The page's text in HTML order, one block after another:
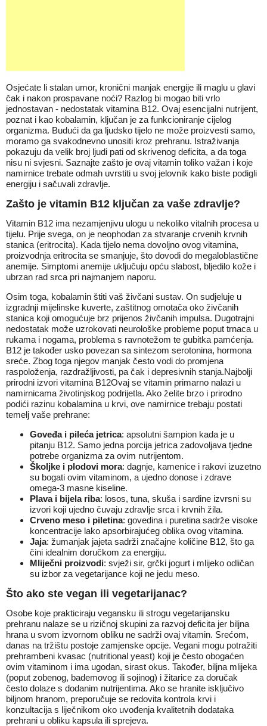
Osjećate li stalan umor, kronični manjak energije ili maglu u glavi
čak i nakon prospavane noći? Razlog bi mogao biti vrlo
jednostavan - nedostatak vitamina B12. Ovaj esencijalni nutrijent,
poznat i kao kobalamin, ključan je za funkcioniranje cijelog
organizma. Budući da ga ljudsko tijelo ne može proizvesti samo,
moramo ga svakodnevno unositi kroz prehranu. Istraživanja
pokazuju da velik broj ljudi pati od skrivenog deficita, a da toga
nisu ni svjesni. Saznajte zašto je ovaj vitamin toliko važan i koje
namirnice trebate odmah uvrstiti u svoj jelovnik kako biste podigli
energiju i sačuvali zdravlje.
Zašto je vitamin B12 ključan za vaše zdravlje?
Vitamin B12 ima nezamjenjivu ulogu u nekoliko vitalnih procesa u
tijelu. Prije svega, on je neophodan za stvaranje crvenih krvnih
stanica (eritrocita). Kada tijelo nema dovoljno ovog vitamina,
proizvodnja eritrocita se smanjuje, što dovodi do megaloblastične
anemije. Simptomi anemije uključuju opću slabost, bljedilo kože i
ubrzan rad srca pri najmanjem naporu.
Osim toga, kobalamin štiti vaš živčani sustav. On sudjeluje u
izgradnji mijelinske kuverte, zaštitnog omotača oko živčanih
stanica koji omogućuje brz prijenos živčanih impulsa. Dugotrajni
nedostatak može uzrokovati neurološke probleme poput trnaca u
rukama i nogama, problema s ravnotežom te gubitka pamćenja.
B12 je također usko povezan sa sintezom serotonina, hormona
sreće. Zbog toga njegov manjak često vodi do promjena
raspoloženja, razdražljivosti, pa čak i depresivnih stanja.Najbolji
prirodni izvori vitamina B12Ovaj se vitamin primarno nalazi u
namirnicama životinjskog podrijetla. Ako želite brzo i prirodno
podići razinu kobalamina u krvi, ove namirnice trebaju postati
temelj vaše prehrane:
Goveđa i pileća jetrica: apsolutni šampion kada je u
pitanju B12. Samo jedna porcija jetrica zadovoljava tjedne
potrebe organizma za ovim nutrijentom.
Školjke i plodovi mora: dagnje, kamenice i rakovi izuzetno
su bogati ovim vitaminom, a ujedno donose i zdrave
omega-3 masne kiseline.
Plava i bijela riba: losos, tuna, skuša i sardine izvrsni su
izvori koji ujedno čuvaju zdravlje srca i krvnih žila.
Crveno meso i piletina: govedina i puretina sadrže visoke
koncentracije lako apsorbirajućeg oblika ovog vitamina.
Jaja: žumanjak jajeta sadrži značajne količine B12, što ga
čini idealnim doručkom za energiju.
Mliječni proizvodi: svježi sir, grčki jogurt i mlijeko odličan
su izbor za vegetarijance koji ne jedu meso.
Što ako ste vegan ili vegetarijanac?
Osobe koje prakticiraju vegansku ili strogu vegetarijansku
prehranu nalaze se u rizičnoj skupini za razvoj deficita jer biljna
hrana u svom izvornom obliku ne sadrži ovaj vitamin. Srećom,
danas na tržištu postoje zamjenske opcije. Vegani mogu potražiti
prehrambeni kvasac (nutritional yeast) koji je često obogaćen
ovim vitaminom i ima ugodan, sirast okus. Također, biljna mlijeka
(poput zobenog, bademovog ili sojinog) i žitarice za doručak
često dolaze s dodanim nutrijentima. Ako se hranite isključivo
biljnom hranom, preporučuje se redovita kontrola krvi i
konzultacija s liječnikom oko uvođenja kvalitetnih dodataka
prehrani u obliku kapsula ili sprejeva.